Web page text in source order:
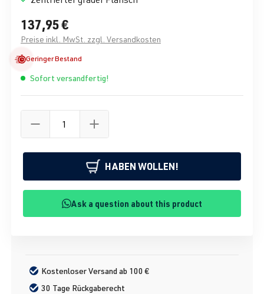
137,95 €
Preise inkl. MwSt. zzgl. Versandkosten
Geringer Bestand
Sofort versandfertig!
HABEN WOLLEN!
Ask a question about this product
Kostenloser Versand ab 100 €
30 Tage Rückgaberecht